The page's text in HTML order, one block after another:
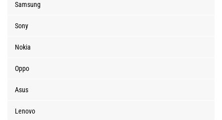
Samsung
Sony
Nokia
Oppo
Asus
Lenovo